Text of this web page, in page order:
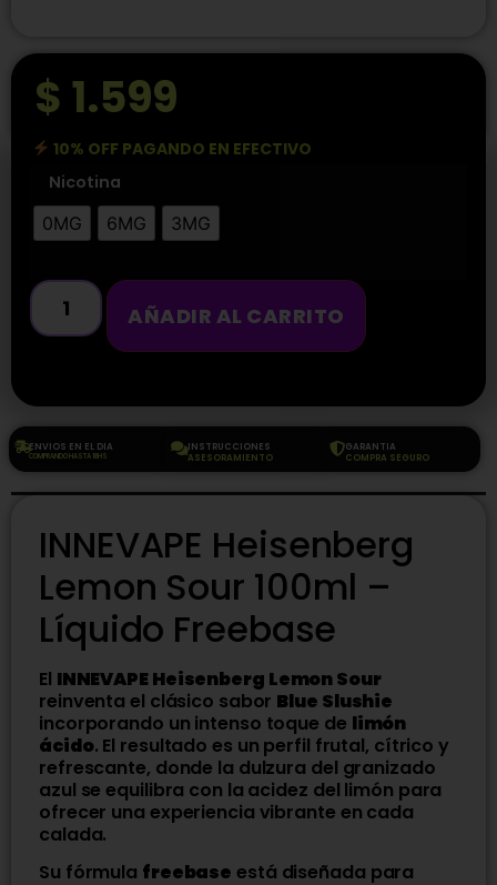
$ 1.599
10% OFF PAGANDO EN EFECTIVO
Nicotina
0MG
6MG 3MG
AÑADIR AL CARRITO
ENVIOS EN EL DIA
COMPRANDO HASTA 18HS
INSTRUCCIONES
ASESORAMIENTO
GARANTIA
COMPRA SEGURO
INNEVAPE Heisenberg
Lemon Sour 100ml –
Líquido Freebase
El INNEVAPE Heisenberg Lemon Sour
reinventa el clásico sabor Blue Slushie
incorporando un intenso toque de limón
ácido. El resultado es un perfil frutal, cítrico y
refrescante, donde la dulzura del granizado
azul se equilibra con la acidez del limón para
ofrecer una experiencia vibrante en cada
calada.
Su fórmula freebase está diseñada para